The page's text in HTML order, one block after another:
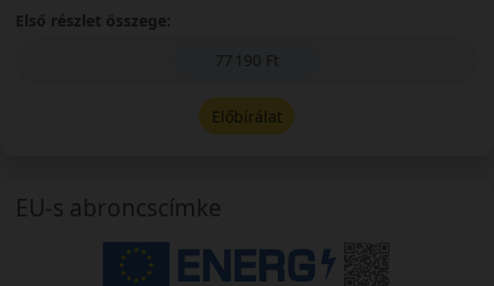
Első részlet összege:
77 190 Ft
Előbírálat
EU-s abroncscímke